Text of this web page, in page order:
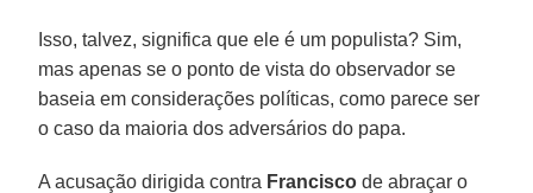
Isso, talvez, significa que ele é um populista? Sim,
mas apenas se o ponto de vista do observador se
baseia em considerações políticas, como parece ser
o caso da maioria dos adversários do papa.
A acusação dirigida contra Francisco de abraçar o